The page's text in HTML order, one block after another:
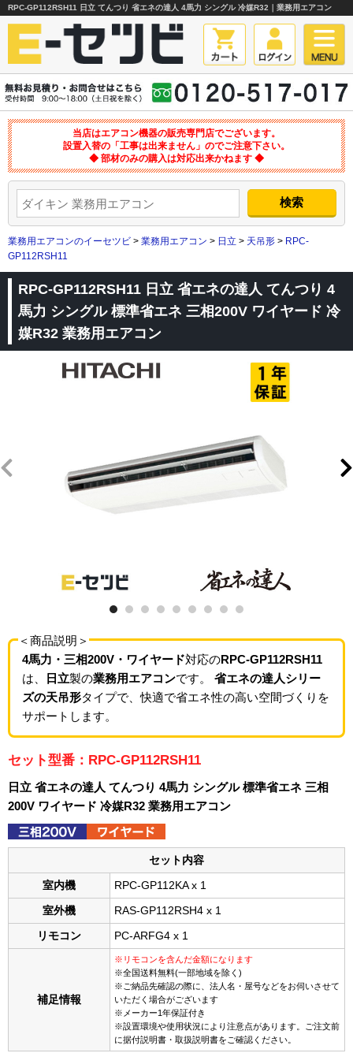
RPC-GP112RSH11 日立 てんつり 省エネの達人 4馬力 シングル 冷媒R32｜業務用エアコン
当店はエアコン機器の販売専門店でございます。
設置入替の「工事は出来ません」のでご注意下さい。
◆ 部材のみの購入は対応出来かねます ◆
業務用エアコンのイーセツビ > 業務用エアコン > 日立 > 天吊形 > RPC-
GP112RSH11
RPC-GP112RSH11 日立 省エネの達人 てんつり 4
馬力 シングル 標準省エネ 三相200V ワイヤード 冷
媒R32 業務用エアコン
＜商品説明＞
4馬力・三相200V・ワイヤード対応のRPC-GP112RSH11
は、
日立製の業務用エアコンです。 省エネの達人シリー
ズの天吊形タイプで、快適で省エネ性の高い空間づくりを
サポートします。
セット型番：RPC-GP112RSH11
日立 省エネの達人 てんつり 4馬力 シングル 標準省エネ 三相
200V ワイヤード 冷媒R32 業務用エアコン
セット内容
室内機 RPC-GP112KA x 1
室外機 RAS-GP112RSH4 x 1
リモコン PC-ARFG4 x 1
補足情報
※リモコンを含んだ金額になります
※全国送料無料(一部地域を除く)
※ご納品先確認の際に、法人名・屋号などをお伺いさせて
いただく場合がございます
※メーカー1年保証付き
※設置環境や使用状況により注意点があります。ご注文前
に据付説明書・取扱説明書をご確認ください。